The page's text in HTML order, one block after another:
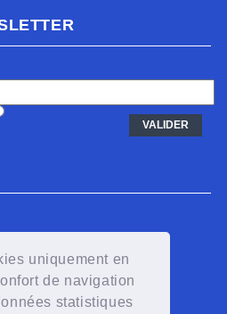
uniquement en
de navigation
statistiques